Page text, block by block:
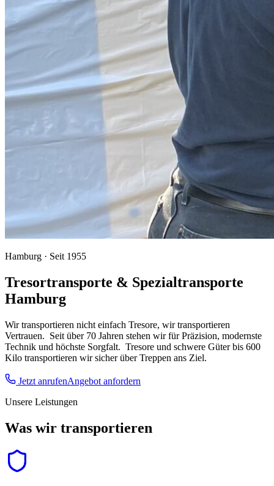
Hamburg · Seit 1955
Tresortransporte & Spezialtransporte
Hamburg
Wir transportieren nicht einfach Tresore, wir transportieren
Vertrauen. Seit über 70 Jahren stehen wir für Präzision, modernste
Technik und höchste Sorgfalt. Tresore und schwere Güter bis 600
Kilo transportieren wir sicher über Treppen ans Ziel.
Jetzt anrufenAngebot anfordern
Unsere Leistungen
Was wir transportieren